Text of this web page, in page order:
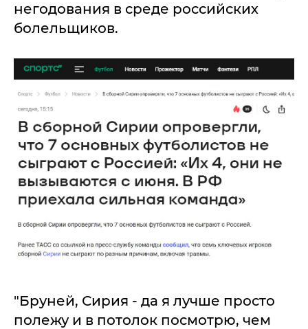
негодования в среде российских
болельщиков.
"Бруней, Сирия - да я лучше просто
полежу и в потолок посмотрю, чем